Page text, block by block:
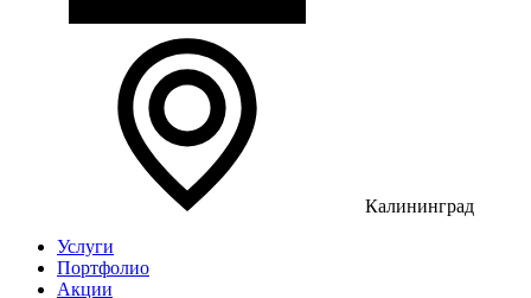
Калининград
Услуги
Портфолио
Акции